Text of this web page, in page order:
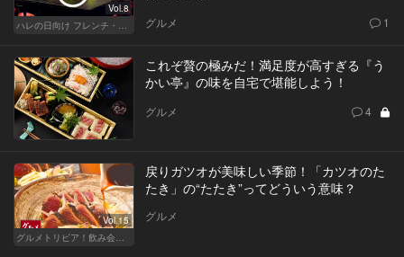
Vol.8
ハレの日向け フレンチ・高級店
グルメ 1
これぞ贅の極みだ！満足度が高すぎる『う
かい亭』の味を自宅で堪能しよう！
グルメ 4
Vol.15
グルメトリビア！飲み会やデートで会話のネタになるQ＆A
戻りガツオが美味しい季節！「カツオのた
たき」の“たたき”ってどういう意味？
グルメ